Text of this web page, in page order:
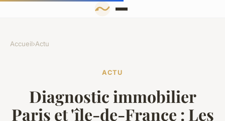
Accueil›Actu
ACTU
Diagnostic immobilier
Paris et 'île-de-France : Les